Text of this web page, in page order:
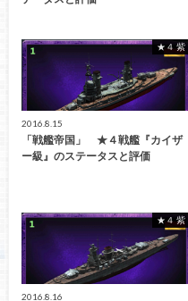
★４ 紫
2016.8.15
「戦艦帝国」 ★４戦艦『カイザ
ー級』のステータスと評価
★４ 紫
2016.8.16